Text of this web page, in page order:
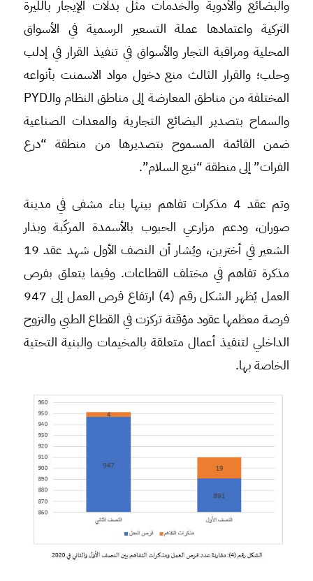
والبضائع والأدوية والخدمات مثل بدلات الإيجار بالليرة
التركية واعتمادها عملة التسعير الرسمية في الأسواق
المحلية ومراقبة التجار والأسواق في تنفيذ القرار في إدلب
وحلب؛ والقرار الثالث منع دخول مواد الاسمنت بأنواعه
المختلفة من مناطق المعارضة إلى مناطق النظام والـPYD
والسماح بتصدير البضائع التجارية والمعدات الصناعية
ضمن القائمة المسموح بتصديرها من منطقة “درع
الفرات” إلى منطقة “نبع السلام”.
وتم عقد 4 مذكرات تفاهم بينها بناء مشفى في مدينة
صوران، ودعم مزارعي الحبوب بالأسمدة المركّبة وبذار
الشعير في أخترين، ويُشار أن النصف الأول شهد عقد 19
مذكرة تفاهم في مختلف القطاعات. وفيما يتعلق بفرص
العمل يُظهر الشكل رقم (4) ارتفاع فرص العمل إلى 947
فرصة معظمها عقود مؤقتة تركزت في القطاع الطبي والنزوح
الداخلي لتنفيذ أعمال متعلقة بالمخيمات والبنية التحتية
الخاصة بها.